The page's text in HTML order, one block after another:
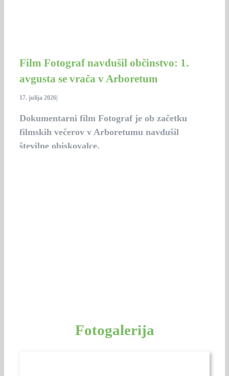
Film Fotograf navdušil občinstvo: 1.
avgusta se vrača v Arboretum
17. julija 2026
Dokumentarni film Fotograf je ob začetku
filmskih večerov v Arboretumu navdušil
številne obiskovalce.
Fotogalerija